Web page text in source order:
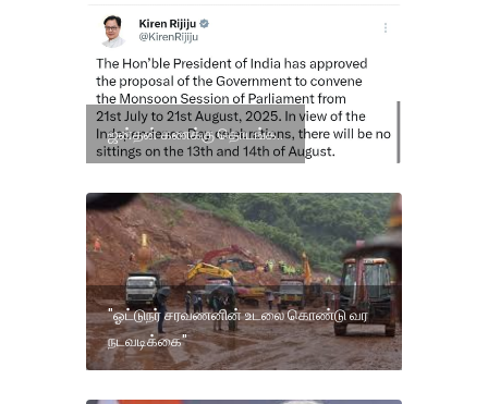
ஜன்தன் கணக்கு தொடங்க..
"ஓட்டுநர் சரவணனின் உடலை கொண்டு வர
நடவடிக்கை"